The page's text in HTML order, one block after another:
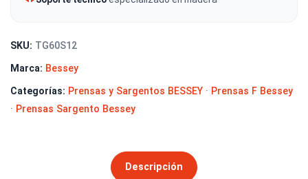
SKU: TG60S12
Marca: Bessey
Categorías: Prensas y Sargentos BESSEY · Prensas F Bessey
· Prensas Sargento Bessey
Descripción